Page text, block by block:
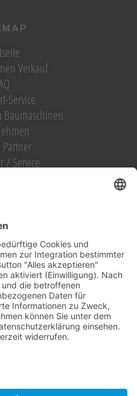
Verkauf
Service
Baumaschinen
/ Service
(alles)
Luft